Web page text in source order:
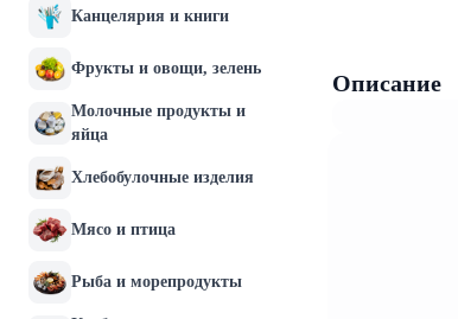
Канцелярия и книги
Фрукты и овощи, зелень
Молочные продукты и
яйца
Хлебобулочные изделия
Мясо и птица
Рыба и морепродукты
Описание